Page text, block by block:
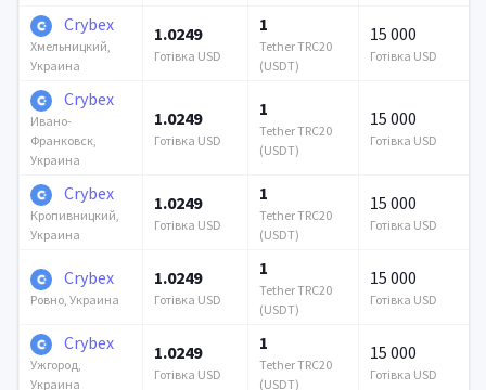
Crybex
Хмельницкий,
Украина
1.0249
Готівка USD
1
Tether TRC20
(USDT)
15 000
Готівка USD
Crybex
Ивано-
Франковск,
Украина
1.0249
Готівка USD
1
Tether TRC20
(USDT)
15 000
Готівка USD
Crybex
Кропивницкий,
Украина
1.0249
Готівка USD
1
Tether TRC20
(USDT)
15 000
Готівка USD
Crybex
Ровно, Украина
1.0249
Готівка USD
1
Tether TRC20
(USDT)
15 000
Готівка USD
Crybex
Ужгород,
Украина
1.0249
Готівка USD
1
Tether TRC20
(USDT)
15 000
Готівка USD